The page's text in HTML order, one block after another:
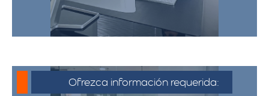
Ofrezca información requerida: